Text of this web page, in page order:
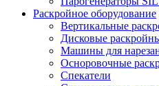
Раскройное оборудование
Вертикальные
Дисковые
Машины для
Осноровочные
Спекатели